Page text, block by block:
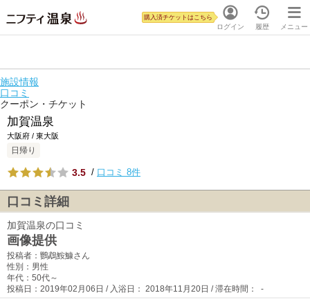
ログイン
購入済チケットはこちら
履歴 メニュー
施設情報
口コミ
クーポン・チケット
加賀温泉
大阪府 / 東大阪
日帰り
3.5 / 口コミ 8件
口コミ詳細
加賀温泉の口コミ
画像提供
投稿者：鸚鵡鮟鱇さん
性別：男性
年代：50代～
投稿日：2019年02月06日 / 入浴日： 2018年11月20日 / 滞在時間： -